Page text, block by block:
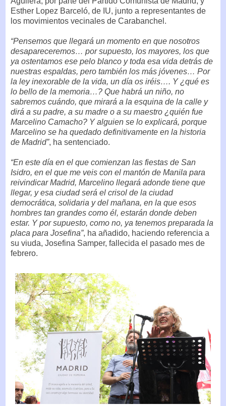
Esther Lopez Barceló, de IU, junto a representantes de
los movimientos vecinales de Carabanchel.
“Pensemos que llegará un momento en que nosotros
desapareceremos… por supuesto, los mayores, los que
ya ostentamos ese pelo blanco y toda esa vida detrás de
nuestras espaldas, pero también los más jóvenes… Por
la ley inexorable de la vida, un día os iréis…. Y ¿qué es
lo bello de la memoria…? Que habrá un niño, no
sabremos cuándo, que mirará a la esquina de la calle y
dirá a su padre, a su madre o a su maestro ¿quién fue
Marcelino Camacho? Y alguien se lo explicará, porque
Marcelino se ha quedado definitivamente en la historia
de Madrid”, ha sentenciado.
“En este día en el que comienzan las fiestas de San
Isidro, en el que me veis con el mantón de Manila para
reivindicar Madrid, Marcelino llegará adonde tiene que
llegar, y esa ciudad será el crisol de la ciudad
democrática, solidaria y del mañana, en la que esos
hombres tan grandes como él, estarán donde deben
estar. Y por supuesto, como no, ya tenemos preparada la
placa para Josefina”, ha añadido, haciendo referencia a
su viuda, Josefina Samper, fallecida el pasado mes de
febrero.